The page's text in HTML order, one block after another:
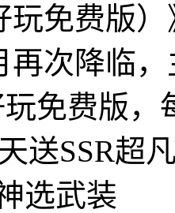
玩免费版
再次降临
免费版，
送SSR超
选武装